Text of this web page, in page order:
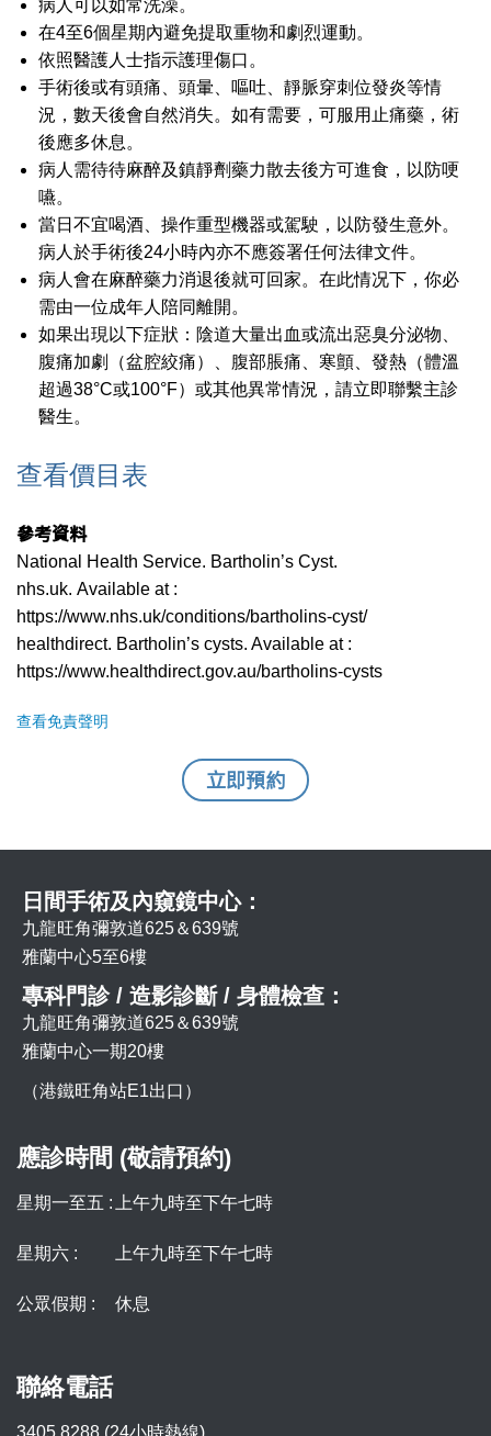
病人可以如常洗澡。
在4至6個星期內避免提取重物和劇烈運動。
依照醫護人士指示護理傷口。
手術後或有頭痛、頭暈、嘔吐、靜脈穿刺位發炎等情
況，數天後會自然消失。如有需要，可服用止痛藥，術
後應多休息。
病人需待待麻醉及鎮靜劑藥力散去後方可進食，以防哽
嚥。
當日不宜喝酒、操作重型機器或駕駛，以防發生意外。
病人於手術後24小時內亦不應簽署任何法律文件。
病人會在麻醉藥力消退後就可回家。在此情况下，你必
需由一位成年人陪同離開。
如果出現以下症狀：陰道大量出血或流出惡臭分泌物、
腹痛加劇（盆腔絞痛）、腹部脹痛、寒顫、發熱（體溫
超過38°C或100°F）或其他異常情況，請立即聯繫主診
醫生。
查看價目表
參考資料
National Health Service. Bartholin’s Cyst.
nhs.uk. Available at :
https://www.nhs.uk/conditions/bartholins-cyst/
healthdirect. Bartholin’s cysts. Available at :
https://www.healthdirect.gov.au/bartholins-cysts
查看免責聲明
立即預約
日間手術及內窺鏡中心：
九龍旺角彌敦道625＆639號
雅蘭中心5至6樓
專科門診 / 造影診斷 / 身體檢查：
九龍旺角彌敦道625＆639號
雅蘭中心一期20樓
（港鐵旺角站E1出口）
應診時間 (敬請預約)
星期一至五 : 上午九時至下午七時
星期六 : 上午九時至下午七時
公眾假期 : 休息
聯絡電話